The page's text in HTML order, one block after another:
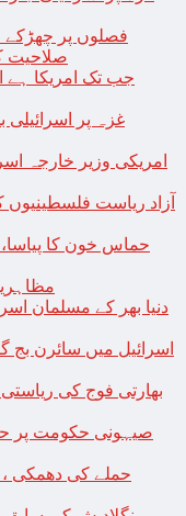
فصلوں پر چھڑکے
صلاحیت
جب تک امریکا ہے
غزہ پر اسرائیلی
امریکی وزیر خارجہ
حماس خون کا
دنیا بھر کے مسلمان
اسرائیل میں سائرن
حملے کی دھمکی